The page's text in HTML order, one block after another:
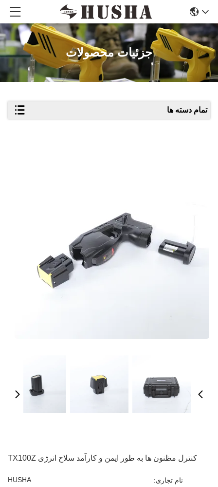
جزئیات محصولات
تمام دسته ها
کنترل مظنون ها به طور ایمن و کارآمد سلاح انرژی TX100Z
نام تجاری: HUSHA